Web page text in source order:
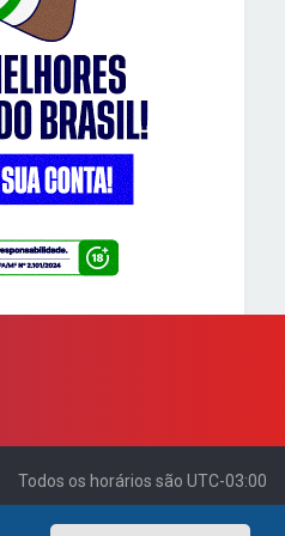
Todos os horários são UTC-03:00